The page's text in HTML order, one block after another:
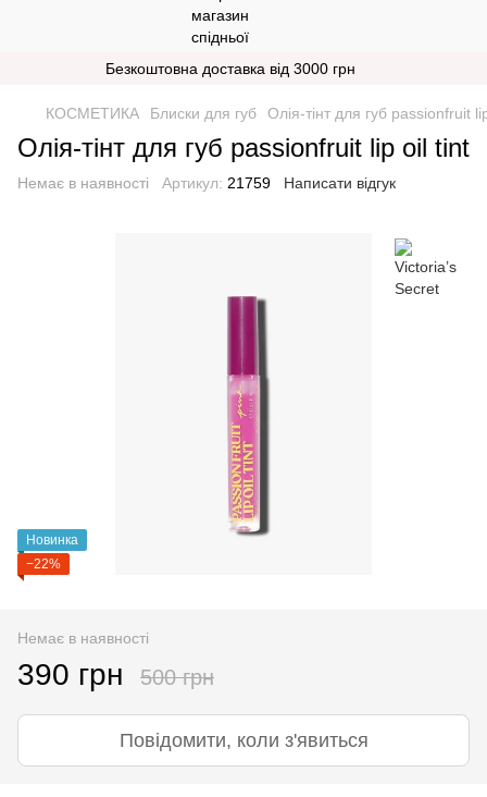
Безкоштовна доставка від 3000 грн
КОСМЕТИКА Блиски для губ Олія-тінт для губ passionfruit
Олія-тінт для губ passionfruit lip oil tint
Немає в наявності Артикул: 21759 Написати відгук
Новинка
−22%
Немає в наявності
390 грн 500 грн
Повідомити, коли з'явиться